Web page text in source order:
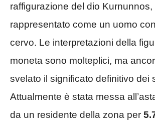
raffigurazione del dio Kurnunnos,
rappresentato come un uomo
cervo. Le interpretazioni della
moneta sono molteplici, ma
svelato il significato definitivo dei
Attualmente è stata messa
da un residente della zona per